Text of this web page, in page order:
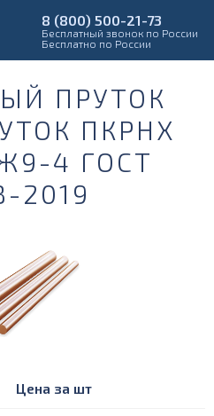
8 (800) 500-21-73
Бесплатный звонок по России
Бесплатно по России
ПРУТОК
ПКРНХ
4 ГОСТ
2019
Цена за шт